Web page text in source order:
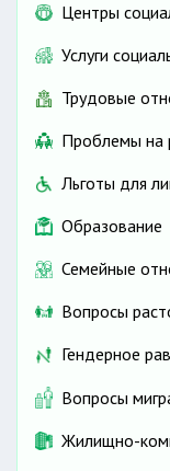
Центры
Услуги
Трудовые
Проблемы на
Льготы для
Образование
Семейные
Вопросы
Гендерное
Вопросы
Жилищно-